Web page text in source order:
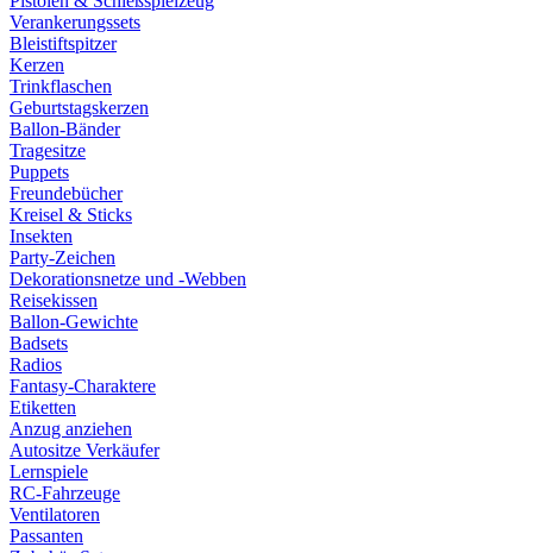
Verankerungssets
Bleistiftspitzer
Kerzen
Trinkflaschen
Geburtstagskerzen
Ballon-Bänder
Tragesitze
Puppets
Freundebücher
Kreisel & Sticks
Insekten
Party-Zeichen
Dekorationsnetze und -Webben
Reisekissen
Ballon-Gewichte
Badsets
Radios
Fantasy-Charaktere
Etiketten
Anzug anziehen
Autositze Verkäufer
Lernspiele
RC-Fahrzeuge
Ventilatoren
Passanten